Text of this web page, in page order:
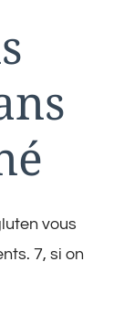
vous
7, si on